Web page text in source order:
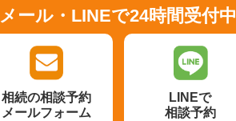
メール・LINEで24時間受付中
相続の相談予約
メールフォーム
LINEで
相談予約